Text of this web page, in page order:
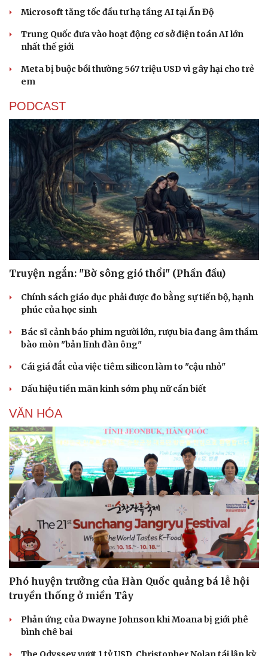
Văn hóa
Sân khấu - Điện ảnh
Âm nhạc
Di sản
Giải trí
Sao Việt
Microsoft tăng tốc đầu tư hạ tầng AI tại Ấn Độ
Trung Quốc đưa vào hoạt động cơ sở điện toán AI lớn
nhất thế giới
Meta bị buộc bồi thường 567 triệu USD vì gây hại cho trẻ
em
PODCAST
Truyện ngắn: "Bờ sông gió thổi" (Phần đầu)
Chính sách giáo dục phải được đo bằng sự tiến bộ, hạnh
phúc của học sinh
Bác sĩ cảnh báo phim người lớn, rượu bia đang âm thầm
bào mòn "bản lĩnh đàn ông"
Cái giá đắt của việc tiêm silicon làm to "cậu nhỏ"
Dấu hiệu tiền mãn kinh sớm phụ nữ cần biết
VĂN HÓA
Phó huyện trưởng của Hàn Quốc quảng bá lễ hội
truyền thống ở miền Tây
Phản ứng của Dwayne Johnson khi Moana bị giới phê
bình chê bai